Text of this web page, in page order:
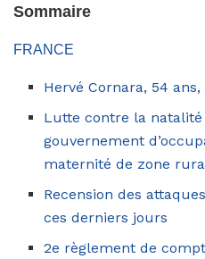
Sommaire
FRANCE
Hervé Cornara, 54
Lutte contre la natalité
gouvernement
maternité de zone
Recension des
ces derniers jours
2e règlement de